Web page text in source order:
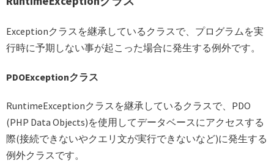
Exceptionクラスを継承しているクラスで、プログラムを実
行時に予期しない事が起こった場合に発生する例外です。
PDOExceptionクラス
RuntimeExceptionクラスを継承しているクラスで、PDO
(PHP Data Objects)を使用してデータベースにアクセスする
際(接続できないやクエリ文が実行できないなど)に発生する
例外クラスです。